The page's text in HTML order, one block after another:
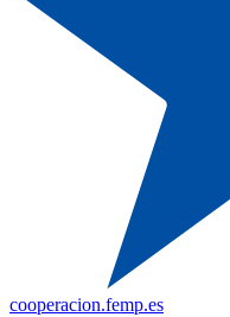
cooperacion.femp.es